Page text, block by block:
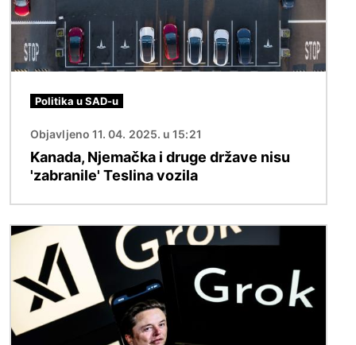
Politika u SAD-u
Objavljeno 11. 04. 2025. u 15:21
Kanada, Njemačka i druge države nisu
'zabranile' Teslina vozila
Slika